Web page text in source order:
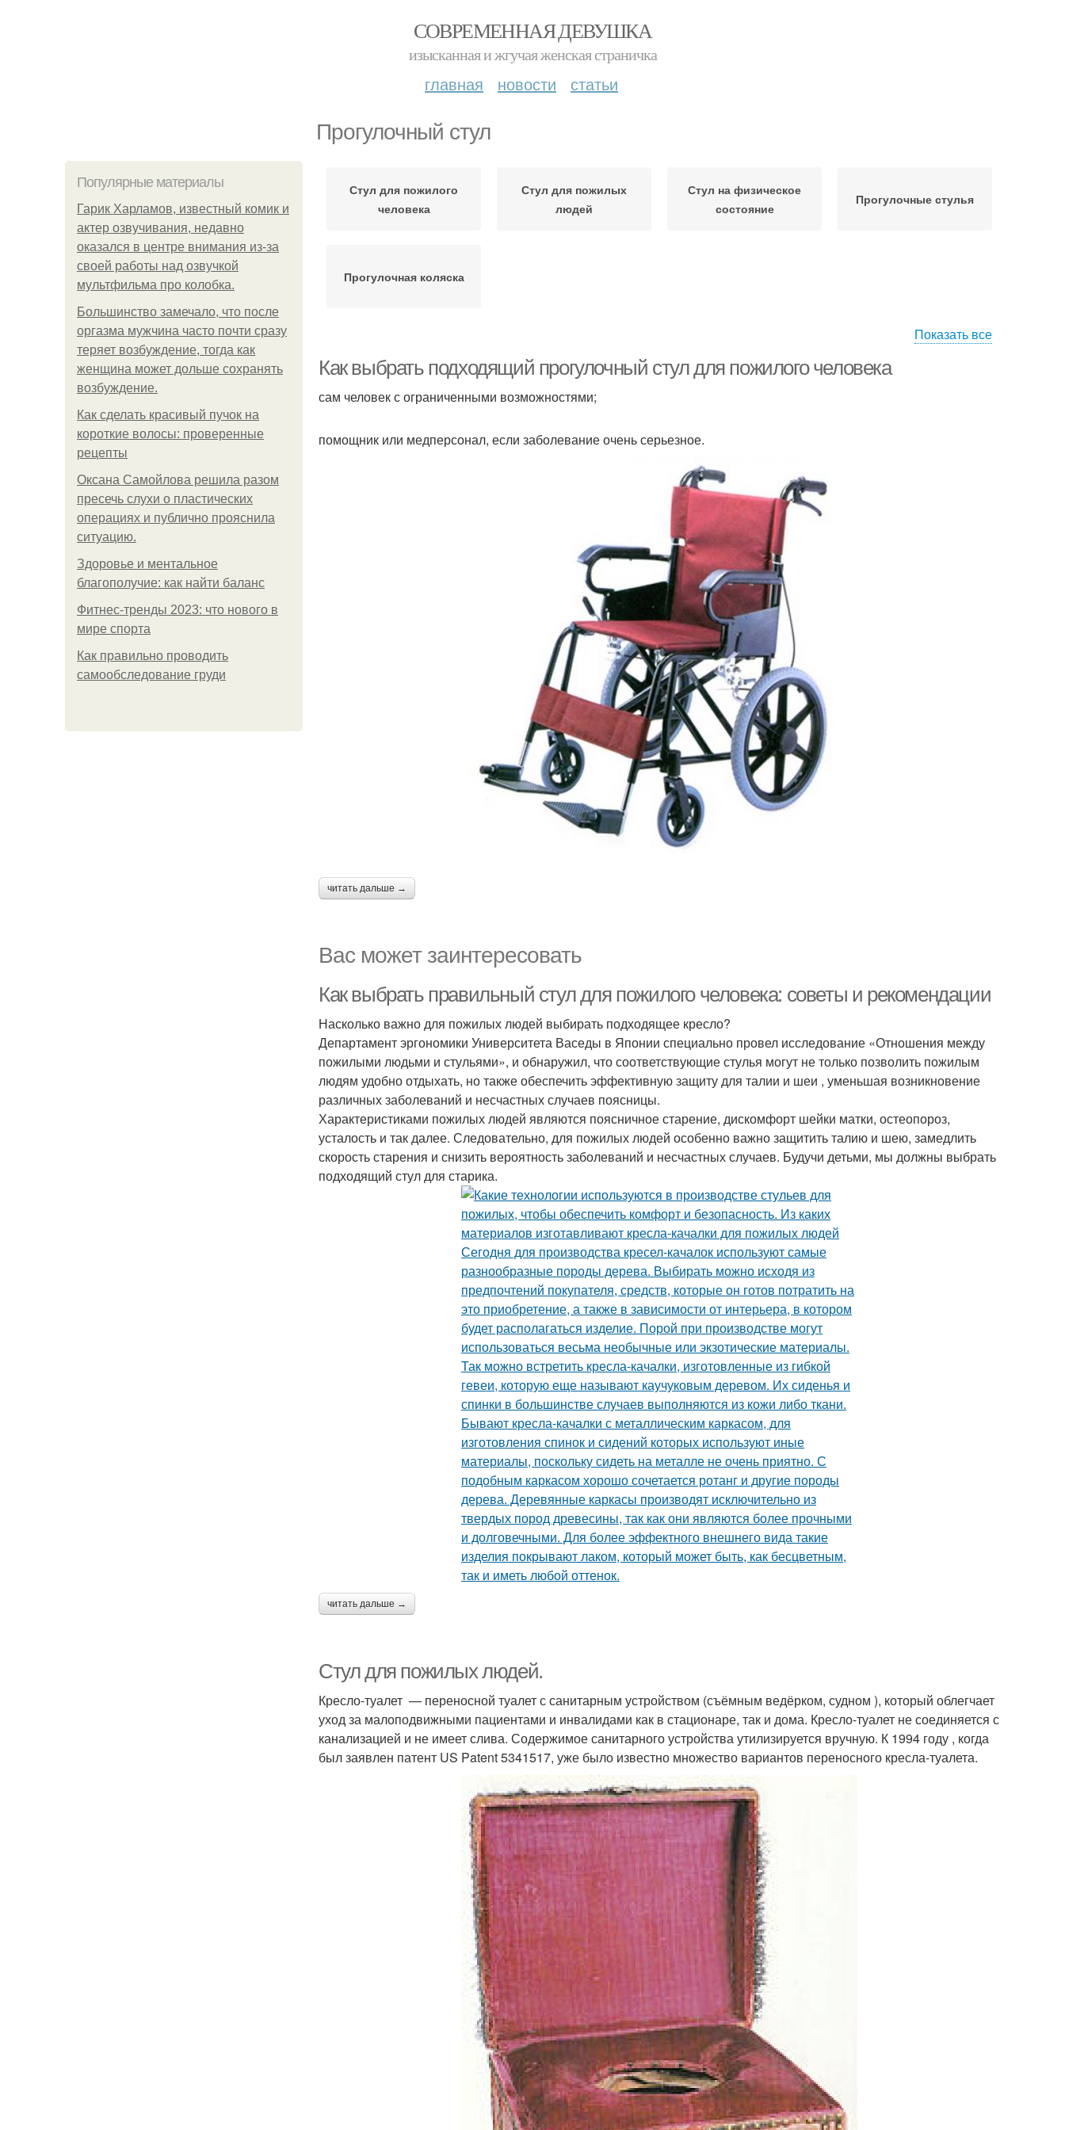
СОВРЕМЕННАЯ ДЕВУШКА
изысканная и жгучая женская страничка
главная новости статьи
Прогулочный стул
Популярные материалы
Гарик Харламов, известный комик и
актер озвучивания, недавно
оказался в центре внимания из-за
своей работы над озвучкой
мультфильма про колобка.
Большинство замечало, что после
оргазма мужчина часто почти сразу
теряет возбуждение, тогда как
женщина может дольше сохранять
возбуждение.
Как сделать красивый пучок на
короткие волосы: проверенные
рецепты
Оксана Самойлова решила разом
пресечь слухи о пластических
операциях и публично прояснила
ситуацию.
Здоровье и ментальное
благополучие: как найти баланс
Фитнес-тренды 2023: что нового в
мире спорта
Как правильно проводить
самообследование груди
Стул для пожилого
человека
Стул для пожилых
людей
Стул на физическое
состояние
Прогулочные стулья
Прогулочная коляска
Показать все
Как выбрать подходящий прогулочный стул для пожилого человека
сам человек с ограниченными возможностями;
помощник или медперсонал, если заболевание очень серьезное.
читать дальше →
Вас может заинтересовать
Как выбрать правильный стул для пожилого человека: советы и рекомендации
Насколько важно для пожилых людей выбирать подходящее кресло?
Департамент эргономики Университета Васеды в Японии специально провел исследование «Отношения между
пожилыми людьми и стульями», и обнаружил, что соответствующие стулья могут не только позволить пожилым
людям удобно отдыхать, но также обеспечить эффективную защиту для талии и шеи , уменьшая возникновение
различных заболеваний и несчастных случаев поясницы.
Характеристиками пожилых людей являются поясничное старение, дискомфорт шейки матки, остеопороз,
усталость и так далее. Следовательно, для пожилых людей особенно важно защитить талию и шею, замедлить
скорость старения и снизить вероятность заболеваний и несчастных случаев. Будучи детьми, мы должны выбрать
подходящий стул для старика.
читать дальше →
Стул для пожилых людей.
Кресло-туалет — переносной туалет с санитарным устройством (съёмным ведёрком, судном ), который облегчает
уход за малоподвижными пациентами и инвалидами как в стационаре, так и дома. Кресло-туалет не соединяется с
канализацией и не имеет слива. Содержимое санитарного устройства утилизируется вручную. К 1994 году , когда
был заявлен патент US Patent 5341517, уже было известно множество вариантов переносного кресла-туалета.